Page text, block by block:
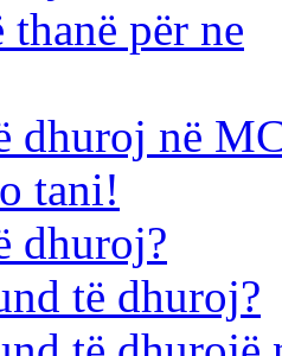
thanë për ne
dhuroj në
tani!
dhuroj?
të dhuroj?